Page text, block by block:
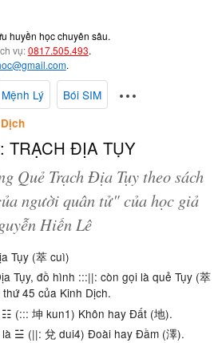
huyền học chuyên sâu.
vụ:0817.505.493.
.
Mệnh Lý
Bói SIM
TRẠCH ĐỊA TỤY
Quẻ Trạch Địa Tụy theo sách
người quân tử" của học giả
Hiến Lê
Tụy (萃 cuì)
Tụy, đồ hình :::||: còn gọi là quẻ Tụy (萃
45 của Kinh Dịch.
(::: 坤 kun1) Khôn hay Đất (地).
là ☱ (||: 兌 dui4) Đoài hay Đầm (澤).